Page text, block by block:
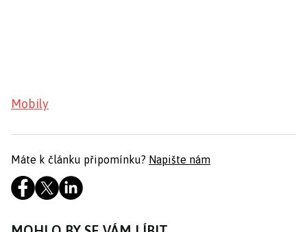
Mobily
Máte k článku připomínku? Napište nám